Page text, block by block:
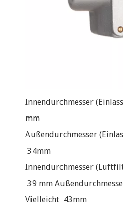
Innendurchmesser
mm
Außendurchmesser
34mm
Innendurchmesser
39 mm
Vielleicht 43mm